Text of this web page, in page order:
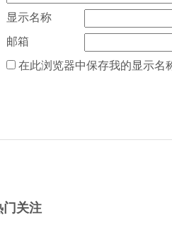
显示名称
邮箱
在此浏览器中保存我的显示名
门关注